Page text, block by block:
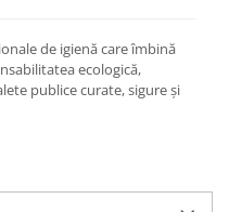
de igienă care îmbină
ecologică,
publice curate, sigure și